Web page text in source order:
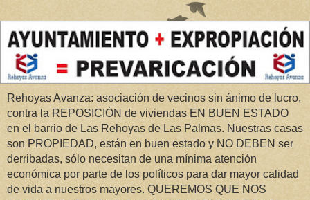
Rehoyas Avanza: asociación de vecinos sin ánimo de lucro,
contra la REPOSICIÓN de viviendas EN BUEN ESTADO
en el barrio de Las Rehoyas de Las Palmas. Nuestras casas
son PROPIEDAD, están en buen estado y NO DEBEN ser
derribadas, sólo necesitan de una mínima atención
económica por parte de los políticos para dar mayor calidad
de vida a nuestros mayores. QUEREMOS QUE NOS